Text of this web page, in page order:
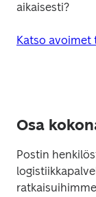
aikaisesti?
Katso avoimet
Osa
Postin